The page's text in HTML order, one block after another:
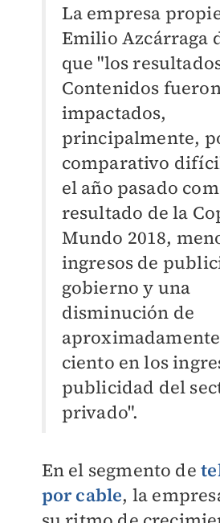
La empresa
Emilio Azcárraga
que "los
Contenidos
impactados,
principalmente,
comparativo
el año pasado
resultado de la
Mundo 2018,
ingresos de
gobierno y una
disminución de
ciento en los
publicidad del
privado".
En el segmento de
por cable, la